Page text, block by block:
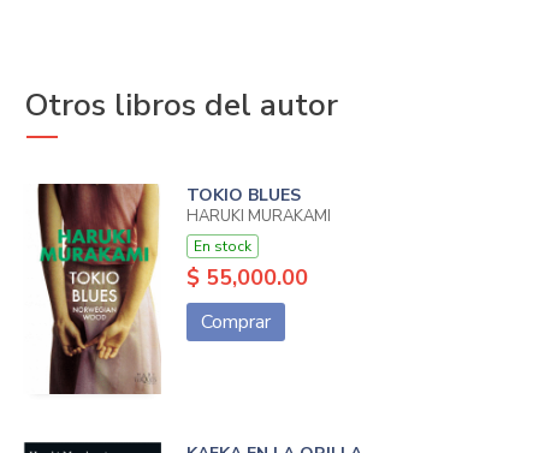
Otros libros del autor
TOKIO BLUES
HARUKI MURAKAMI
En stock
$ 55,000.00
Comprar